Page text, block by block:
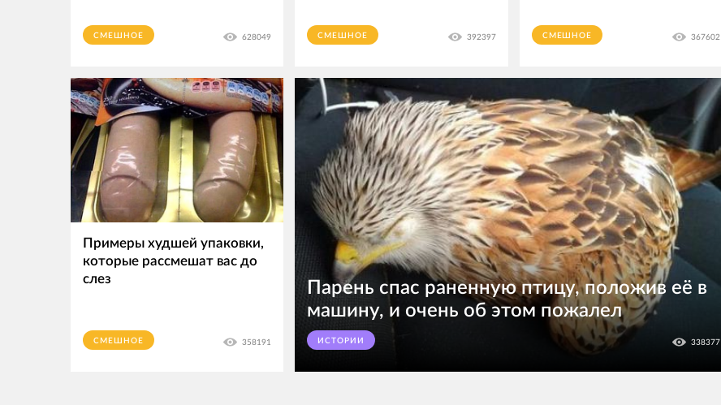
СМЕШНОЕ 628049 СМЕШНОЕ 392397 СМЕШНОЕ 367602
Примеры худшей упаковки,
которые рассмешат вас до
слез
СМЕШНОЕ 358191
Парень спас раненную птицу, положив её в
машину, и очень об этом пожалел
ИСТОРИИ 338377